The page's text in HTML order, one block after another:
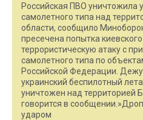
Российская ПВО уничтожила
самолетного типа над
области, сообщило
пресечена попытка
террористическую атаку c
самолетного типа по
Российской Федерации.
украинский беспилотный
уничтожен над территорией
говорится в
ударом